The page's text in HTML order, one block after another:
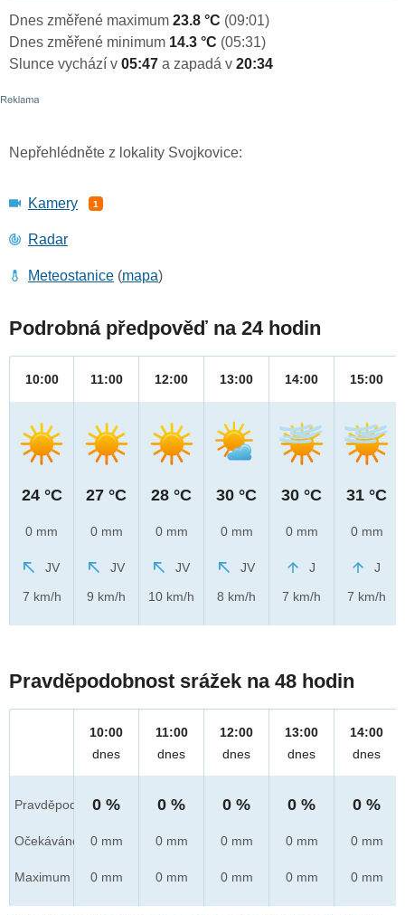
Dnes změřené maximum 23.8 °C (09:01)
Dnes změřené minimum 14.3 °C (05:31)
Slunce vychází v 05:47 a zapadá v 20:34
Nepřehlédněte z lokality Svojkovice:
Kamery 1
Radar
Meteostanice (mapa)
Podrobná předpověď na 24 hodin
10:00
24 °C
0 mm
JV
7 km/h
11:00
27 °C
0 mm
JV
9 km/h
12:00
28 °C
0 mm
JV
10 km/h
13:00
30 °C
0 mm
JV
8 km/h
14:00
30 °C
0 mm
J
7 km/h
15:00
31 °C
0 mm
J
7 km/h
Pravděpodobnost srážek na 48 hodin
Pravděpod.
Očekáváno
Maximum
10:00
dnes
0 %
0 mm
0 mm
11:00
dnes
0 %
0 mm
0 mm
12:00
dnes
0 %
0 mm
0 mm
13:00
dnes
0 %
0 mm
0 mm
14:00
dnes
0 %
0 mm
0 mm